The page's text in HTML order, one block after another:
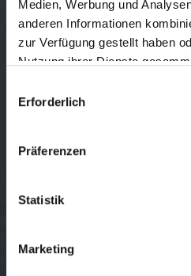
Medien, Werbung und
anderen Informationen
zur Verfügung gestellt haben
Nutzung ihrer Dienste
mitErforderlich
Präferenzen
Statistik
Marketing